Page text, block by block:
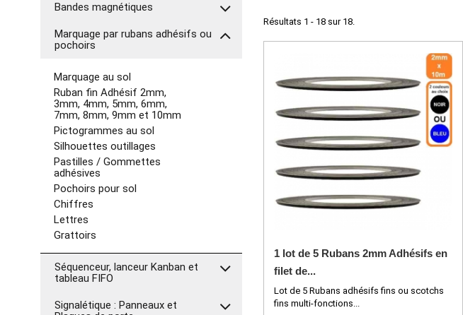
Bandes magnétiques
Marquage par rubans adhésifs ou
pochoirs
Marquage au sol
Ruban fin Adhésif 2mm,
3mm, 4mm, 5mm, 6mm,
7mm, 8mm, 9mm et 10mm
Pictogrammes au sol
Silhouettes outillages
Pastilles / Gommettes
adhésives
Pochoirs pour sol
Chiffres
Lettres
Grattoirs
Séquenceur, lanceur Kanban et
tableau FIFO
Signalétique : Panneaux et
Résultats 1 - 18 sur 18.
1 lot de 5 Rubans 2mm Adhésifs en
filet de...
Lot de 5 Rubans adhésifs fins ou scotchs
fins multi-fonctions...